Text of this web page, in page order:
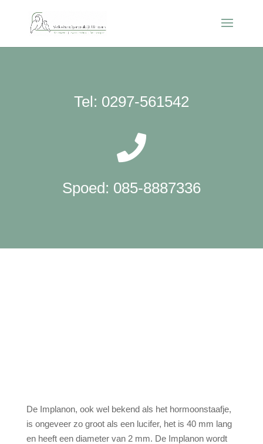
Tel: 0297-561542

Spoed: 085-8887336
De Implanon, ook wel bekend als het hormoonstaafje,
is ongeveer zo groot als een lucifer, het is 40 mm lang
en heeft een diameter van 2 mm. De Implanon wordt